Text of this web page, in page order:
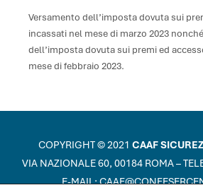
Versamento dell’imposta dovuta sui
incassati nel mese di marzo 2023
dell’imposta dovuta sui premi ed
mese di febbraio 2023.
COPYRIGHT © 2021 CAAF
VIA NAZIONALE 60, 00184 ROMA –
E-MAIL: